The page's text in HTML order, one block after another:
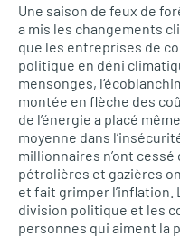
Une saison de feux de
a mis les changements
que les entreprises de
politique en déni
mensonges,
montée en flèche des
de l’énergie a placé
moyenne dans
millionnaires n’ont
pétrolières et gazières
et fait grimper
division politique et les
personnes qui aiment la